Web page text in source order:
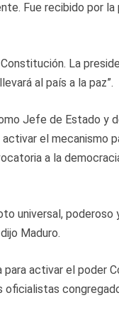
Fue recibido por
La
al país a la paz”.
Jefe de Estado y
el mecanismo
a la
universal,
Maduro.
activar el poder